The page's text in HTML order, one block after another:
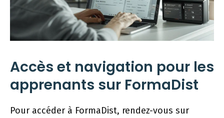
Accès et navigation pour les
apprenants sur FormaDist
Pour accéder à FormaDist, rendez-vous sur